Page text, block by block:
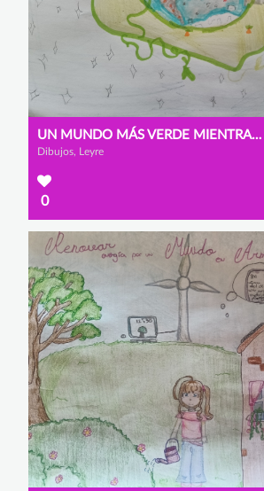
UN MUNDO MÁS VERDE MIENTRAS BUSCAS EN INTERNET
Dibujos, Leyre
0